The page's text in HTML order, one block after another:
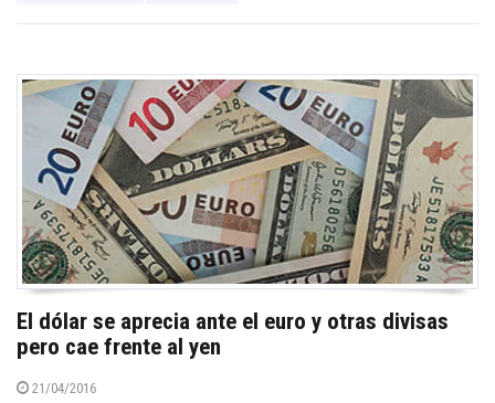
El dólar se aprecia ante el euro y otras divisas
pero cae frente al yen
21/04/2016